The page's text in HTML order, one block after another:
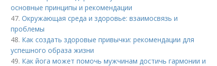
основные принципы и рекомендации
47.Окружающая среда и здоровье: взаимосвязь и
проблемы
48. Как создать здоровые привычки: рекомендации для
успешного образа жизни
49. Как йога может помочь мужчинам достичь гармонии и